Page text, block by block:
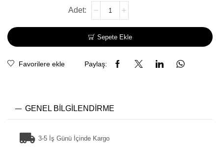
Sepete Ekle
Favorilere ekle Paylaş:
GENEL BILGILENDIRME
3-5 İş Günü İçinde Kargo